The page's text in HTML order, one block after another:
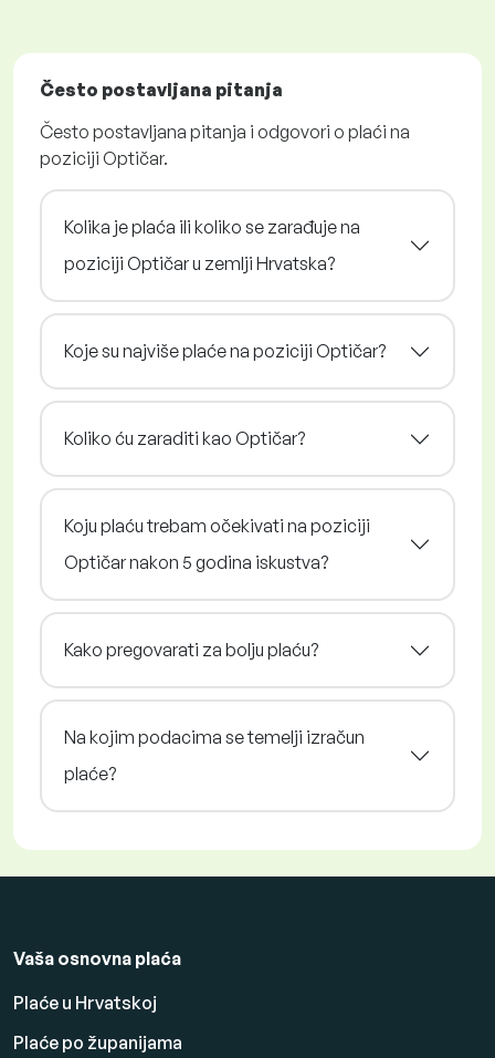
Često postavljana pitanja
Često postavljana pitanja i odgovori o plaći na
poziciji Optičar.
Kolika je plaća ili koliko se zarađuje na
poziciji Optičar u zemlji Hrvatska?
Koje su najviše plaće na poziciji Optičar?
Koliko ću zaraditi kao Optičar?
Koju plaću trebam očekivati na poziciji
Optičar nakon 5 godina iskustva?
Kako pregovarati za bolju plaću?
Na kojim podacima se temelji izračun
plaće?
Vaša osnovna plaća
Plaće u Hrvatskoj
Plaće po županijama